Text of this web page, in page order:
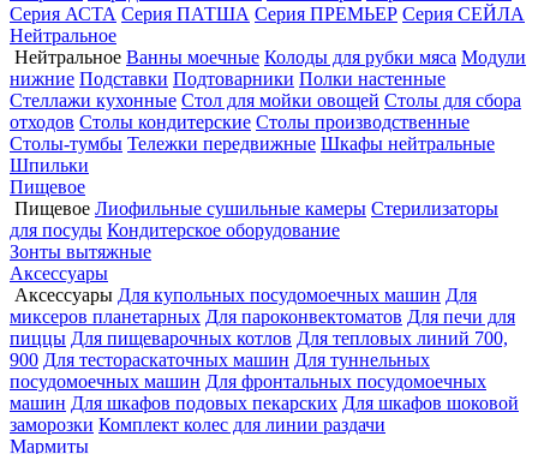
Серия АСТА Серия ПАТША Серия ПРЕМЬЕР Серия СЕЙЛА
Нейтральное
Нейтральное Ванны моечные Колоды для рубки мяса Модули
нижние Подставки Подтоварники Полки настенные
Стеллажи кухонные Стол для мойки овощей Столы для сбора
отходов Столы кондитерские Столы производственные
Столы-тумбы Тележки передвижные Шкафы нейтральные
Шпильки
Пищевое
Пищевое Лиофильные сушильные камеры Стерилизаторы
для посуды Кондитерское оборудование
Зонты вытяжные
Аксессуары
Аксессуары Для купольных посудомоечных машин Для
миксеров планетарных Для пароконвектоматов Для печи для
пиццы Для пищеварочных котлов Для тепловых линий 700,
900 Для тестораскаточных машин Для туннельных
посудомоечных машин Для фронтальных посудомоечных
машин Для шкафов подовых пекарских Для шкафов шоковой
заморозки Комплект колес для линии раздачи
Мармиты